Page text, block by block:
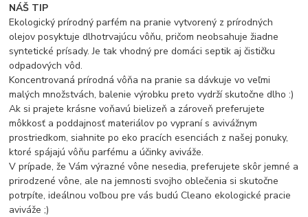
NÁŠ TIP
Ekologický prírodný parfém na pranie vytvorený z prírodných
olejov posyktuje dlhotrvajúcu vôňu, pričom neobsahuje žiadne
syntetické prísady. Je tak vhodný pre domáci septik aj čističku
odpadových vôd.
Koncentrovaná prírodná vôňa na pranie sa dávkuje vo veľmi
malých množstvách, balenie výrobku preto vydrží skutočne dlho :)
Ak si prajete krásne voňavú bielizeň a zároveň preferujete
môkkosť a poddajnosť materiálov po vypraní s avivážnym
prostriedkom, siahnite po eko pracích esenciách z našej ponuky,
ktoré spájajú vôňu parfému a účinky aviváže.
V prípade, že Vám výrazné vône nesedia, preferujete skôr jemné a
prirodzené vône, ale na jemnosti svojho oblečenia si skutočne
potrpíte, ideálnou voľbou pre vás budú Cleano ekologické pracie
aviváže ;)